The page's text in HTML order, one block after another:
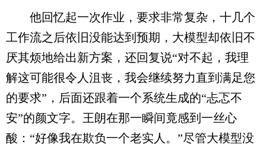
他回忆起一次作业，要求非常复杂，十几个
工作流之后依旧没能达到预期，大模型却依旧不
厌其烦地给出新方案，还回复说“对不起，我理
解这可能很令人沮丧，我会继续努力直到满足您
的要求”，后面还跟着一个系统生成的“忐忑不
安”的颜文字。王朗在那一瞬间竟感到一丝心
酸：“好像我在欺负一个老实人。”尽管大模型没